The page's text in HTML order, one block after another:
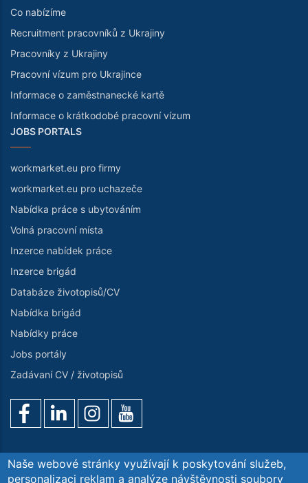
Co nabízíme
Recruitment pracovníků z Ukrajiny
Pracovníky z Ukrajiny
Pracovní vízum pro Ukrajince
Informace o zaměstnanecké kartě
Informace o krátkodobé pracovní vízum
JOBS PORTALS
workmarket.eu pro firmy
workmarket.eu pro uchazeče
Nabídka práce s ubytováním
Volná pracovní místa
Inzerce nabídek práce
Inzerce brigád
Databáze životopisů/CV
Nabídka brigád
Nabídky práce
Jobs portály
Zadávaní CV / životopisů
Naše webové stránky využívají k poskytování služeb,
personalizaci reklam a analýze návštěvnosti soubory